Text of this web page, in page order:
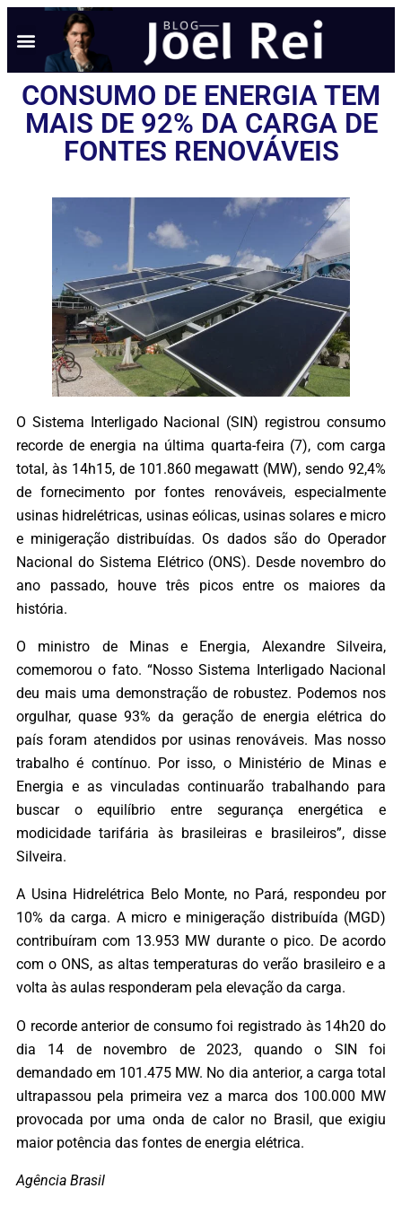
CONSUMO DE ENERGIA TEM
MAIS DE 92% DA CARGA DE
FONTES RENOVÁVEIS
O Sistema Interligado Nacional (SIN) registrou consumo
recorde de energia na última quarta-feira (7), com carga
total, às 14h15, de 101.860 megawatt (MW), sendo 92,4%
de fornecimento por fontes renováveis, especialmente
usinas hidrelétricas, usinas eólicas, usinas solares e micro
e minigeração distribuídas. Os dados são do Operador
Nacional do Sistema Elétrico (ONS). Desde novembro do
ano passado, houve três picos entre os maiores da
história.
O ministro de Minas e Energia, Alexandre Silveira,
comemorou o fato. “Nosso Sistema Interligado Nacional
deu mais uma demonstração de robustez. Podemos nos
orgulhar, quase 93% da geração de energia elétrica do
país foram atendidos por usinas renováveis. Mas nosso
trabalho é contínuo. Por isso, o Ministério de Minas e
Energia e as vinculadas continuarão trabalhando para
buscar o equilíbrio entre segurança energética e
modicidade tarifária às brasileiras e brasileiros”, disse
Silveira.
A Usina Hidrelétrica Belo Monte, no Pará, respondeu por
10% da carga. A micro e minigeração distribuída (MGD)
contribuíram com 13.953 MW durante o pico. De acordo
com o ONS, as altas temperaturas do verão brasileiro e a
volta às aulas responderam pela elevação da carga.
O recorde anterior de consumo foi registrado às 14h20 do
dia 14 de novembro de 2023, quando o SIN foi
demandado em 101.475 MW. No dia anterior, a carga total
ultrapassou pela primeira vez a marca dos 100.000 MW
provocada por uma onda de calor no Brasil, que exigiu
maior potência das fontes de energia elétrica.
Agência Brasil